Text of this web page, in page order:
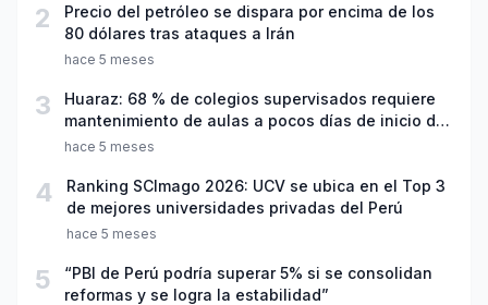
2
Precio del petróleo se dispara por encima de los
80 dólares tras ataques a Irán
hace 5 meses
3
Huaraz: 68 % de colegios supervisados requiere
mantenimiento de aulas a pocos días de inicio del
año escolar 2026
hace 5 meses
4
Ranking SCImago 2026: UCV se ubica en el Top 3
de mejores universidades privadas del Perú
hace 5 meses
5
“PBI de Perú podría superar 5% si se consolidan
reformas y se logra la estabilidad”